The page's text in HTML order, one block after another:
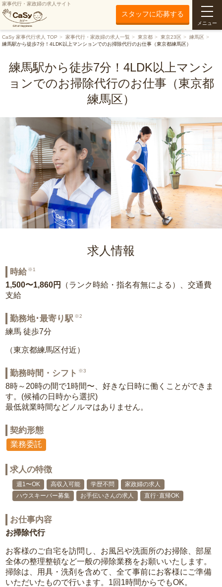
家事代行・家政婦の求人サイト
スタッフに応募する
メニュー
CaSy 家事代行求人 TOP 家事代行・家政婦の求人一覧 東京都 東京23区
練馬区
練馬駅から徒歩7分！4LDK以上マンションでのお掃除代行のお仕事（東京都練馬区）
練馬駅から徒歩7分！4LDK以上マンシ
ョンでのお掃除代行のお仕事（東京都
練馬区）
求人情報
時給 ※1
1,500〜1,860円
（ランク時給・指名有無による）、交通費
支給
勤務地･最寄り駅 ※2
練馬 徒歩7分
（東京都練馬区付近）
勤務時間・シフト ※3
8時～20時の間で1時間〜、好きな日時に働くことができま
す。(候補の日時から選択)
最低就業時間などノルマはありません。
契約形態
業務委託
求人の特徴
週1〜OK 高収入可能 学歴不問
家政婦の求人
ハウスキーパー募集
お手伝いさんの求人 直行･直帰OK
お仕事内容
お掃除代行
お客様のご自宅を訪問し、お風呂や洗面所のお掃除、部屋
全体の整理整頓など一般の掃除業務をお願いいたします。
掃除は、用具・洗剤を含めて、全て事前にお客様にご準備
いただいたもので行います。1回1時間からでもOK。